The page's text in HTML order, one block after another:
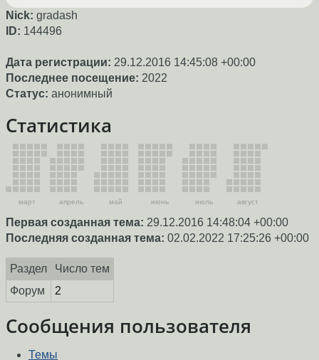
Nick: gradash
ID: 144496
Дата регистрации: 29.12.2016 14:45:08 +00:00
Последнее посещение: 2022
Статус: анонимный
Статистика
март апрель май июнь июль август
Первая созданная тема: 29.12.2016 14:48:04 +00:00
Последняя созданная тема: 02.02.2022 17:25:26 +00:00
Раздел
Число тем
Форум
2
Сообщения пользователя
Темы